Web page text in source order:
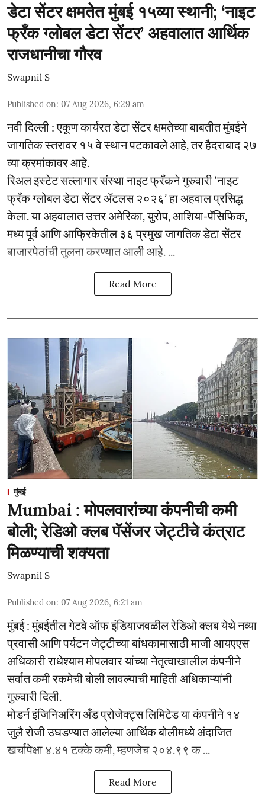
डेटा सेंटर क्षमतेत मुंबई १५व्या स्थानी; ‘नाइट
फ्रँक ग्लोबल डेटा सेंटर’ अहवालात आर्थिक
राजधानीचा गौरव
Swapnil S
Published on: 07 Aug 2026, 6:29 am
नवी दिल्ली : एकूण कार्यरत डेटा सेंटर क्षमतेच्या बाबतीत मुंबईने
जागतिक स्तरावर १५ वे स्थान पटकावले आहे, तर हैदराबाद २७
व्या क्रमांकावर आहे.
रिअल इस्टेट सल्लागार संस्था नाइट फ्रँकने गुरुवारी ‘नाइट
फ्रँक ग्लोबल डेटा सेंटर ॲटलस २०२६’ हा अहवाल प्रसिद्ध
केला. या अहवालात उत्तर अमेरिका, युरोप, आशिया-पॅसिफिक,
मध्य पूर्व आणि आफ्रिकेतील ३६ प्रमुख जागतिक डेटा सेंटर
बाजारपेठांची तुलना करण्यात आली आहे. ...
Read More
मुंबई
Mumbai : मोपलवारांच्या कंपनीची कमी
बोली; रेडिओ क्लब पॅसेंजर जेट्टीचे कंत्राट
मिळण्याची शक्यता
Swapnil S
Published on: 07 Aug 2026, 6:21 am
मुंबई : मुंबईतील गेटवे ऑफ इंडियाजवळील रेडिओ क्लब येथे नव्या
प्रवासी आणि पर्यटन जेट्टीच्या बांधकामासाठी माजी आयएएस
अधिकारी राधेश्याम मोपलवार यांच्या नेतृत्वाखालील कंपनीने
सर्वात कमी रकमेची बोली लावल्याची माहिती अधिकाऱ्यांनी
गुरुवारी दिली.
मोडर्न इंजिनिअरिंग अँड प्रोजेक्ट्स लिमिटेड या कंपनीने १४
जुलै रोजी उघडण्यात आलेल्या आर्थिक बोलीमध्ये अंदाजित
खर्चापेक्षा ४.४१ टक्के कमी, म्हणजेच २०४.९९ क ...
Read More